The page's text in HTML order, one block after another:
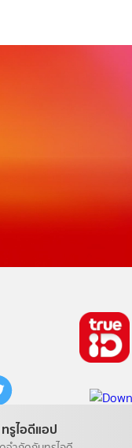
รูไอดีแอป
Limited.